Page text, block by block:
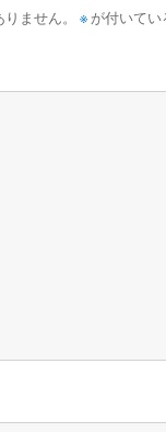
ません。 ※ が付いて